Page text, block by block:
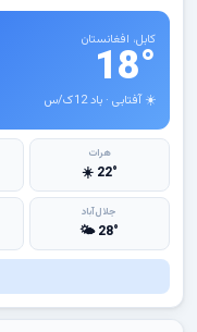
کابل، افغانستان
18°
☀️ آفتابی · باد 12ک/س
هرات
22° ☀️
جلال‌آباد
28° 🌤